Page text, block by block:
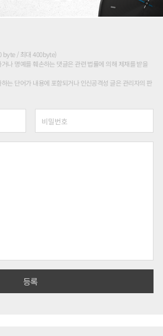
byte / 최대 400byte)
나 명예를 훼손하는 댓글은 관련 법률에 의해 제재를 받을
는 단어가 내용에 포함되거나 인신공격성 글은 관리자의 판